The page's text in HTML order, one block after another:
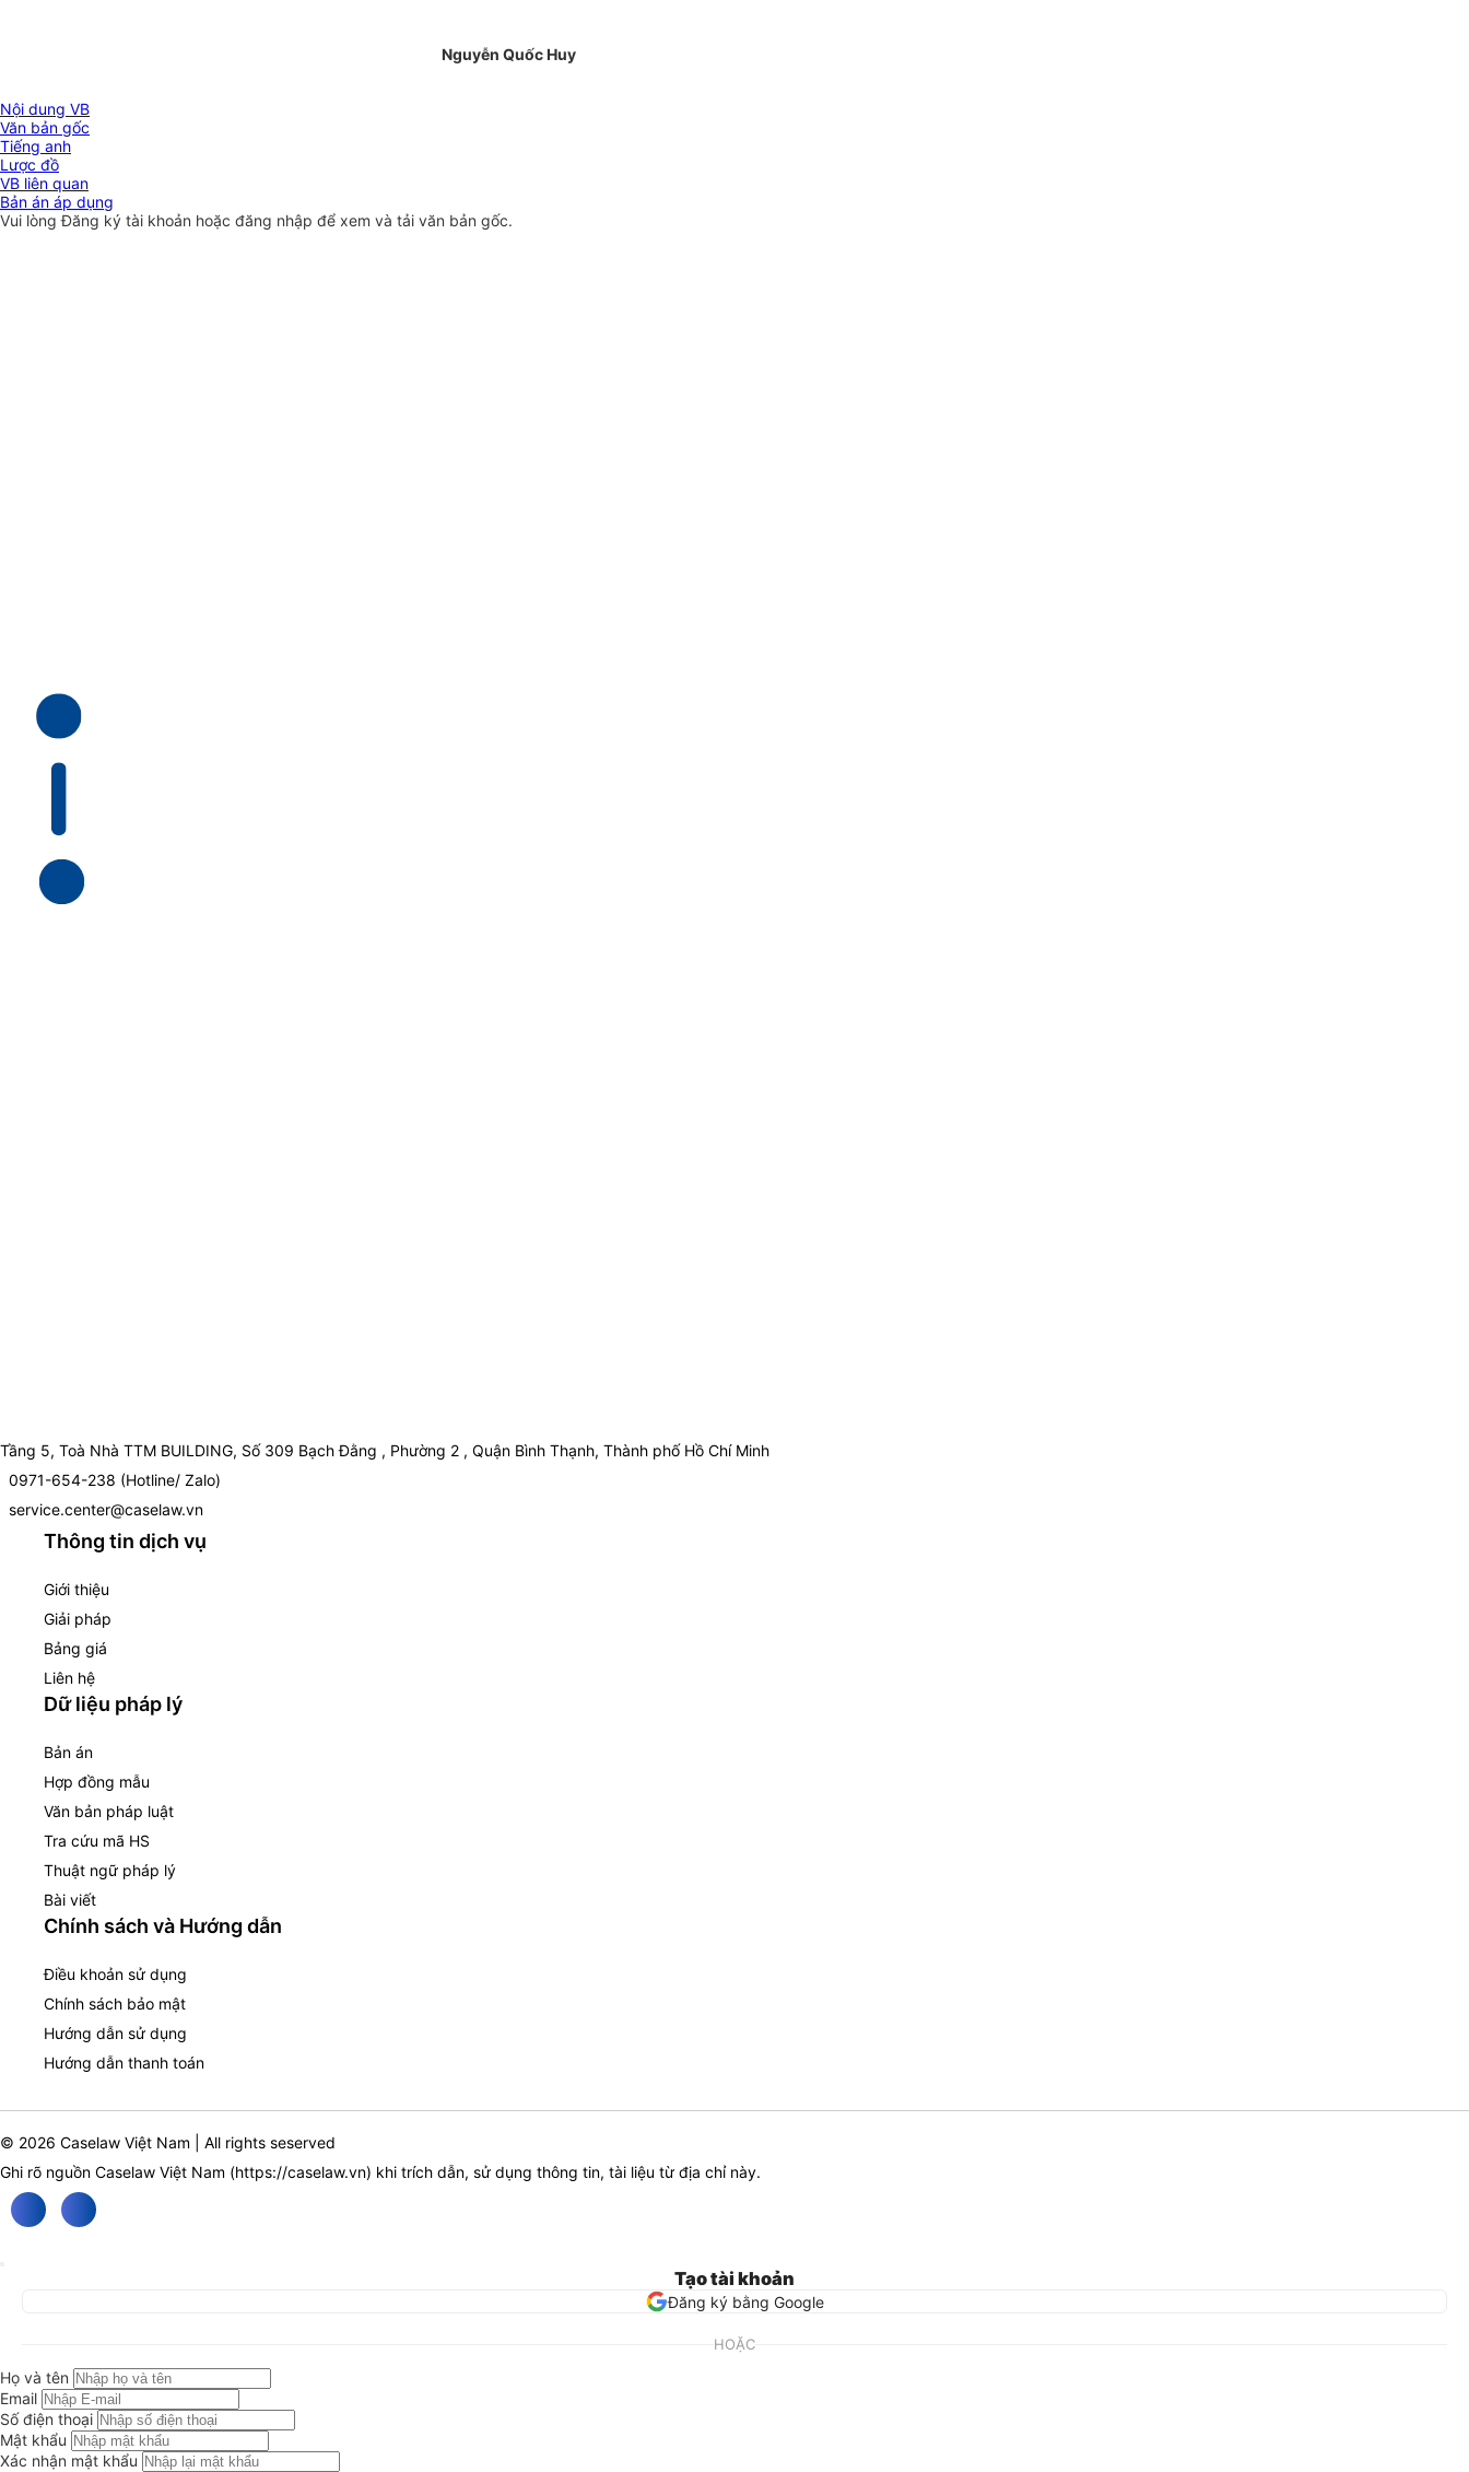
Nguyễn Quốc Huy
Nội dung VB
Văn bản gốc
Tiếng anh
Lược đồ
VB liên quan
Bản án áp dụng
Vui lòngĐăng ký tài khoản hoặc đăng nhập để xem và tải văn bản gốc.
Tầng 5, Toà Nhà TTM BUILDING, Số 309 Bạch Đằng , Phường 2 , Quận Bình Thạnh, Thành phố Hồ Chí Minh
0971-654-238 (Hotline/ Zalo)
service.center@caselaw.vn
Thông tin dịch vụ
Giới thiệu
Giải pháp
Bảng giá
Liên hệ
Dữ liệu pháp lý
Bản án
Hợp đồng mẫu
Văn bản pháp luật
Tra cứu mã HS
Thuật ngữ pháp lý
Bài viết
Chính sách và Hướng dẫn
Điều khoản sử dụng
Chính sách bảo mật
Hướng dẫn sử dụng
Hướng dẫn thanh toán
© 2026 Caselaw Việt Nam | All rights seserved
Ghi rõ nguồn Caselaw Việt Nam (https://caselaw.vn) khi trích dẫn, sử dụng thông tin, tài liệu từ địa chỉ này.
Tạo tài khoản
Đăng ký bằng Google
HOẶC
Họ và tên
Email
Số điện thoại
Mật khẩu
Xác nhận mật khẩu